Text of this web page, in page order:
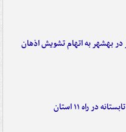
۶ نفر در بهشهر به اتهام تشویش اذهان
در راه ۱۱ استان